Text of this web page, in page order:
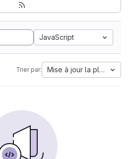
JavaScript
Trier par: Mise à jour la plus